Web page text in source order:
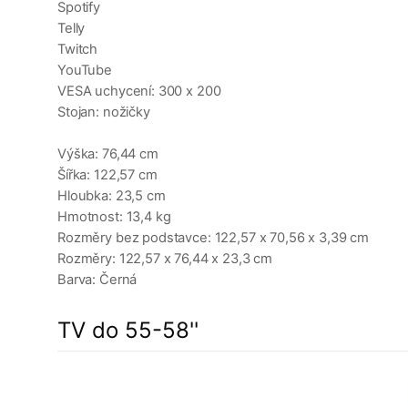
Spotify
Telly
Twitch
YouTube
VESA uchycení: 300 x 200
Stojan: nožičky
Výška: 76,44 cm
Šířka: 122,57 cm
Hloubka: 23,5 cm
Hmotnost: 13,4 kg
Rozměry bez podstavce: 122,57 x 70,56 x 3,39 cm
Rozměry: 122,57 x 76,44 x 23,3 cm
Barva: Černá
TV do 55-58''